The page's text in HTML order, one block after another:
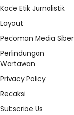
Kode Etik Jurnalistik
Layout
Pedoman Media Siber
Perlindungan
Wartawan
Privacy Policy
Redaksi
Subscribe Us